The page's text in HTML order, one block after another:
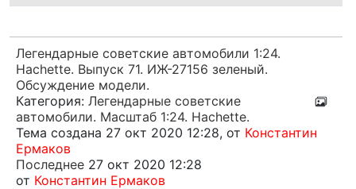
Легендарные советские автомобили 1:24.
Hachette. Выпуск 71. ИЖ-27156 зеленый.
Обсуждение модели.
Категория: Легендарные советские
автомобили. Масштаб 1:24. Hachette.
Тема создана 27 окт 2020 12:28, от Константин
Ермаков
Последнее 27 окт 2020 12:28
от Константин Ермаков